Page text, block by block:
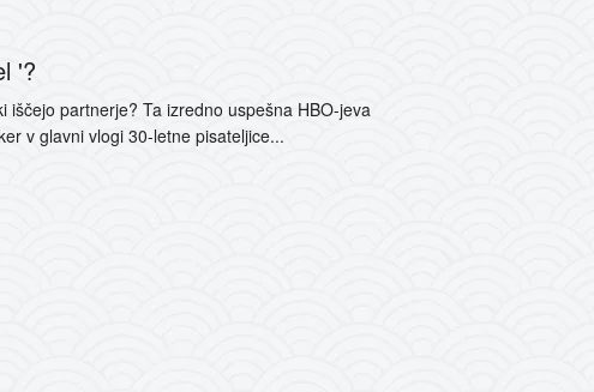
'?
partnerje? Ta izredno uspešna HBO-jeva
v glavni vlogi 30-letne pisateljice...